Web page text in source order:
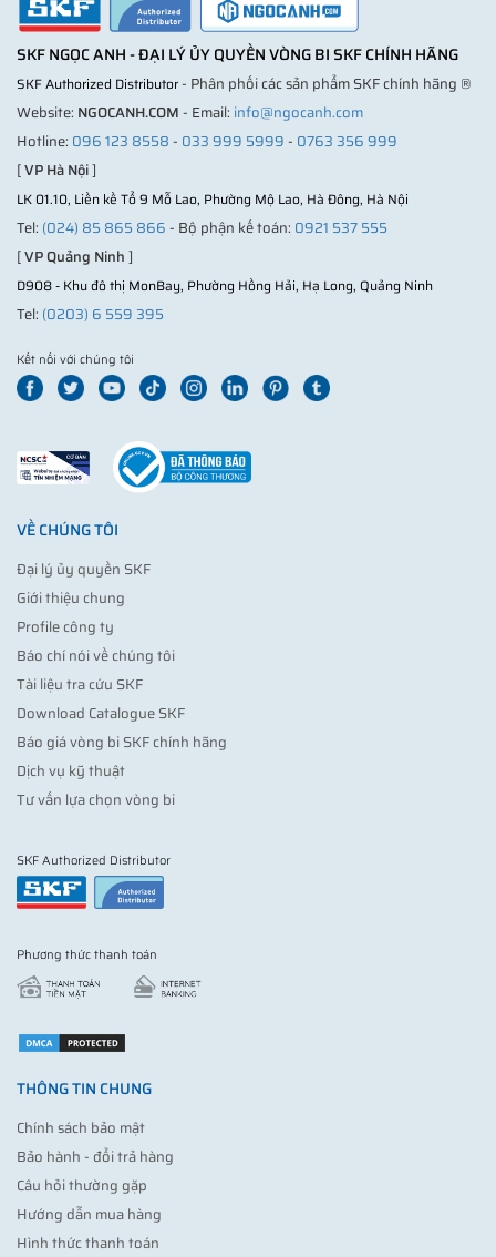
SKF NGỌC ANH - ĐẠI LÝ ỦY QUYỀN VÒNG BI SKF CHÍNH HÃNG
SKF Authorized Distributor- Phân phối các sản phẩm SKF chính hãng ®
Website: NGOCANH.COM- Email: info@ngocanh.com
Hotline: 096 123 8558- 033 999 5999- 0763 356 999
[VP Hà Nội]
LK 01.10, Liền kề Tổ 9 Mỗ Lao, Phường Mộ Lao, Hà Đông, Hà Nội
Tel: (024) 85 865 866- Bộ phận kế toán: 0921 537 555
[VP Quảng Ninh]
D908 - Khu đô thị MonBay, Phường Hồng Hải, Hạ Long, Quảng Ninh
Tel: (0203) 6 559 395
Kết nối với chúng tôi
VỀ CHÚNG TÔI
Đại lý ủy quyền SKF
Giới thiệu chung
Profile công ty
Báo chí nói về chúng tôi
Tài liệu tra cứu SKF
Download Catalogue SKF
Báo giá vòng bi SKF chính hãng
Dịch vụ kỹ thuật
Tư vấn lựa chọn vòng bi
SKF Authorized Distributor
Phương thức thanh toán
THÔNG TIN CHUNG
Chính sách bảo mật
Bảo hành - đổi trả hàng
Câu hỏi thường gặp
Hướng dẫn mua hàng
Hình thức thanh toán